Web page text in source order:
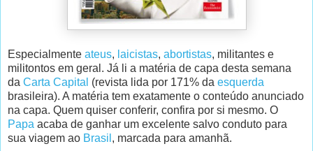
Especialmente ateus, laicistas, abortistas, militantes e
militontos em geral. Já li a matéria de capa desta semana
da Carta Capital (revista lida por 171% da esquerda
brasileira). A matéria tem exatamente o conteúdo anunciado
na capa. Quem quiser conferir, confira por si mesmo. O
Papa acaba de ganhar um excelente salvo conduto para
sua viagem ao Brasil , marcada para amanhã.